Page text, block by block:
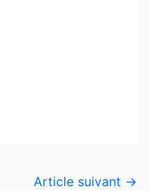
Article suivant →